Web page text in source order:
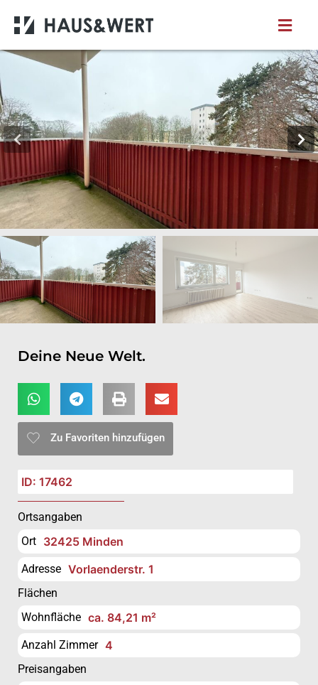
Deine Neue Welt.
Zu Favoriten hinzufügen
ID: 17462
Ortsangaben
Ort 32425 Minden
Adresse Vorlaenderstr. 1
Flächen
Wohnfläche ca. 84,21 m²
Anzahl Zimmer 4
Preisangaben